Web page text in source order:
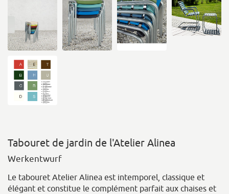
Tabouret de jardin de l'Atelier Alinea
Werkentwurf
Le tabouret Atelier Alinea est intemporel, classique et
élégant et constitue le complément parfait aux chaises et